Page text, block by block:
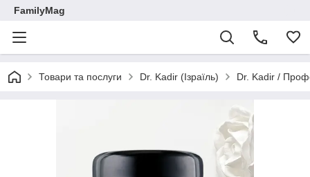
FamilyMag
Товари та послуги Dr. Kadir (Ізраїль) Dr. Kadir /